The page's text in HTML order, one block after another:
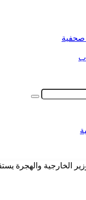
صحفية
بحث
الخارجية والهجرة